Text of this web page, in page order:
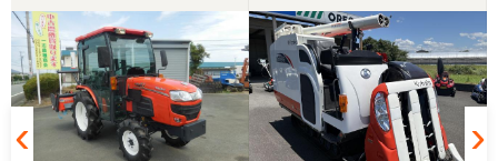
岐阜県／
完璧に整備されており、対応も親切で丁寧。配送ま
で自社で対応してくださり本当にありがとうござい
ました。次回もこちらで購入させて頂きます。